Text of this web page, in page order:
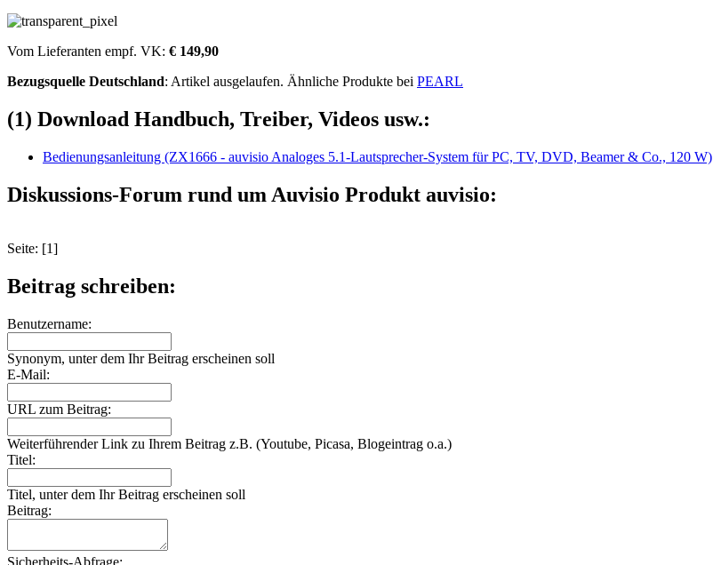
Vom Lieferanten empf. VK: € 149,90
Bezugsquelle Deutschland: Artikel ausgelaufen. Ähnliche Produkte bei PEARL
(1) Download Handbuch, Treiber, Videos usw.:
Bedienungsanleitung (ZX1666 - auvisio Analoges 5.1-Lautsprecher-System für PC, TV, DVD, Beamer & Co., 120 W)
Diskussions-Forum rund um Auvisio Produkt auvisio:
Seite: [1]
Beitrag schreiben:
Benutzername:
Synonym, unter dem Ihr Beitrag erscheinen soll
E-Mail:
URL zum Beitrag:
Weiterführender Link zu Ihrem Beitrag z.B. (Youtube, Picasa, Blogeintrag o.a.)
Titel:
Titel, unter dem Ihr Beitrag erscheinen soll
Beitrag:
Sicherheits-Abfrage: